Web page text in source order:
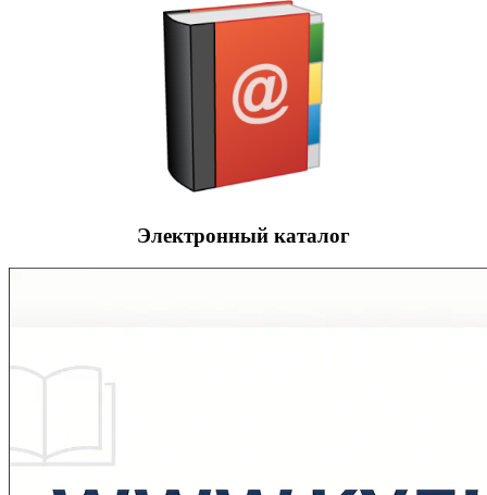
Электронный каталог